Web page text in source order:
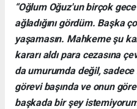
“Oğlum Oğuz'un birçok
ağladığını gördüm. Başka
yaşamasın. Mahkeme şu
kararı aldı para cezasına
da umurumda değil,
görevi başında ve onun
başkada bir şey